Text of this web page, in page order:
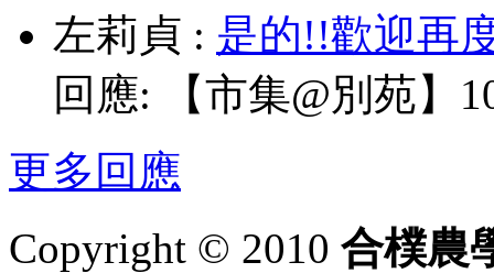
左莉貞 : 是的!!歡迎再
回應:
【市集@別苑】
更多回應
Copyright © 2010 合樸農